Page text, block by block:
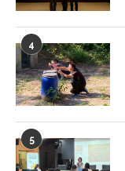
4
5